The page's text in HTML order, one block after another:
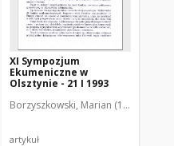
XI Sympozjum
Ekumeniczne w
Olsztynie - 21 I 1993
Borzyszkowski, Marian (1936-2001)
artykuł